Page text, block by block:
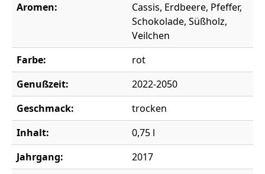
Aromen:
Cassis, Erdbeere, Pfeffer,
Schokolade, Süßholz,
Veilchen
Farbe:
rot
Genußzeit:
2022-2050
Geschmack:
trocken
Inhalt:
0,75 l
Jahrgang:
2017